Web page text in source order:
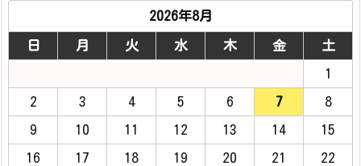
2026年8月
日 月 火 水 木 金 土
1
2 3 4 5 6 7 8
9 10 11 12 13 14 15
16 17 18 19 20 21 22